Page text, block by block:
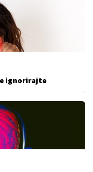
ignorirajte